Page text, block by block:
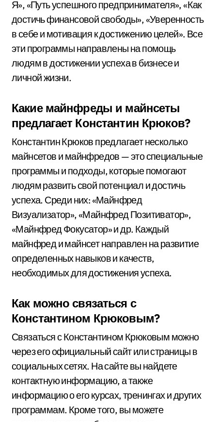
Я», «Путь успешного предпринимателя», «Как
достичь финансовой свободы», «Уверенность
в себе и мотивация к достижению целей». Все
эти программы направлены на помощь
людям в достижении успеха в бизнесе и
личной жизни.
Какие майнфреды и майнсеты
предлагает Константин Крюков?
Константин Крюков предлагает несколько
майнсетов и майнфредов — это специальные
программы и подходы, которые помогают
людям развить свой потенциал и достичь
успеха. Среди них: «Майнфред
Визуализатор», «Майнфред Позитиватор»,
«Майнфред Фокусатор» и др. Каждый
майнфред и майнсет направлен на развитие
определенных навыков и качеств,
необходимых для достижения успеха.
Как можно связаться с
Константином Крюковым?
Связаться с Константином Крюковым можно
через его официальный сайт или страницы в
социальных сетях. На сайте вы найдете
контактную информацию, а также
информацию о его курсах, тренингах и других
программам. Кроме того, вы можете